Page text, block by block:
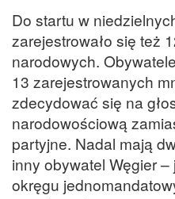
Do startu w
zarejestrowało się też
narodowych.
13 zarejestrowanych
zdecydować się na
narodowościową
partyjne. Nadal mają
inny obywatel Węgier
okręgu